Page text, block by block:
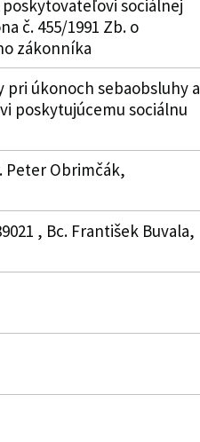
sociálnej
č. 455/1991 Zb. o
zákonníka
úkonoch sebaobsluhy a
poskytujúcemu sociálnu
Peter Obrimčák,
, Bc. František Buvala,